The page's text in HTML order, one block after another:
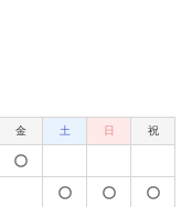
金 土 日 祝